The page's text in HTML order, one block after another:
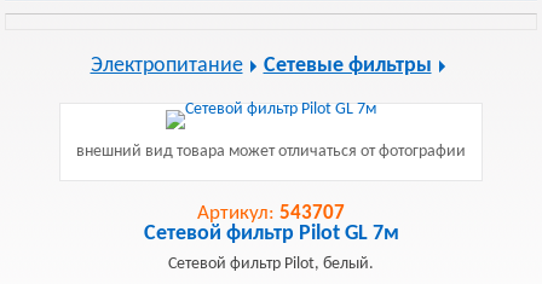
Электропитание Сетевые фильтры
внешний вид товара может отличаться от фотографии
Артикул: 543707
Сетевой фильтр Pilot GL 7м
Сетевой фильтр Pilot, белый.